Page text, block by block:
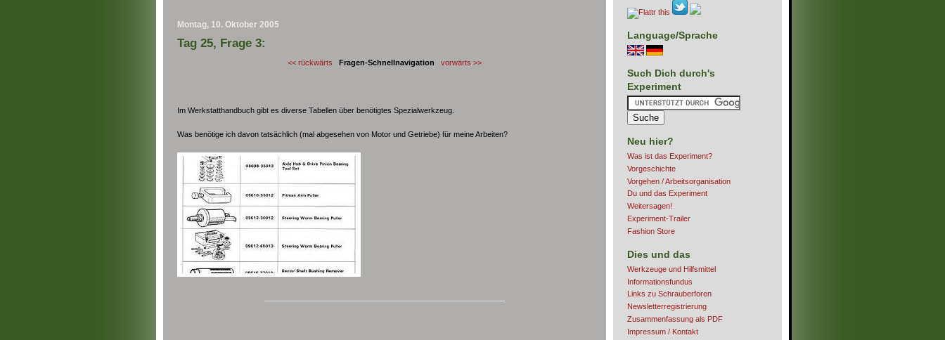
Montag, 10. Oktober 2005
Tag 25, Frage 3:
<< rückwärts Fragen-Schnellnavigation vorwärts >>
Im Werkstatthandbuch gibt es diverse Tabellen über benötigtes Spezialwerkzeug.
Was benötige ich davon tatsächlich (mal abgesehen von Motor und Getriebe) für meine Arbeiten?
Language/Sprache
Such Dich durch's
Experiment
Neu hier?
Was ist das Experiment?
Vorgeschichte
Vorgehen / Arbeitsorganisation
Du und das Experiment
Weitersagen!
Experiment-Trailer
Fashion Store
Dies und das
Werkzeuge und Hilfsmittel
Informationsfundus
Links zu Schrauberforen
Newsletterregistrierung
Zusammenfassung als PDF
Impressum / Kontakt